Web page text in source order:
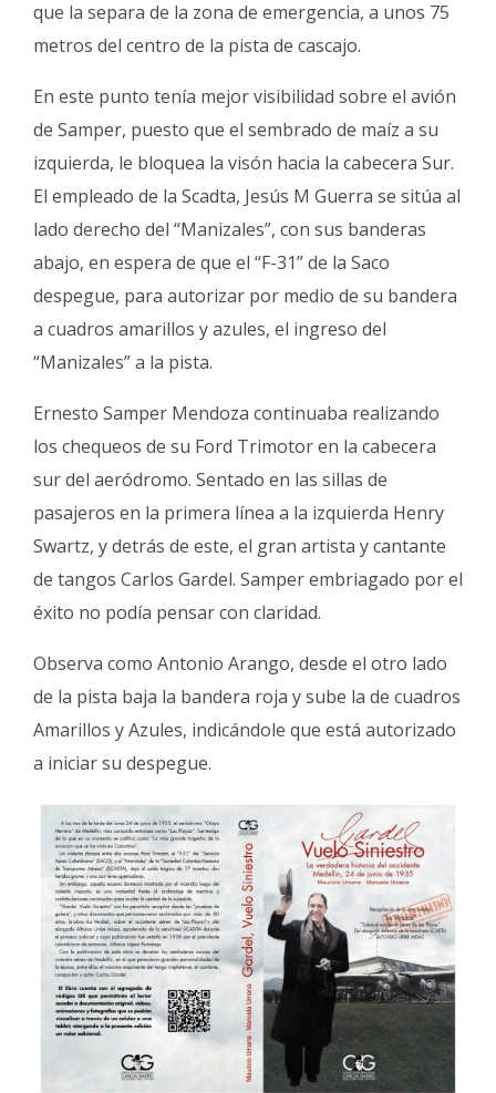
que la separa de la zona de emergencia, a unos 75
metros del centro de la pista de cascajo.
En este punto tenía mejor visibilidad sobre el avión
de Samper, puesto que el sembrado de maíz a su
izquierda, le bloquea la visón hacia la cabecera Sur.
El empleado de la Scadta, Jesús M Guerra se sitúa al
lado derecho del “Manizales”, con sus banderas
abajo, en espera de que el “F-31” de la Saco
despegue, para autorizar por medio de su bandera
a cuadros amarillos y azules, el ingreso del
“Manizales” a la pista.
Ernesto Samper Mendoza continuaba realizando
los chequeos de su Ford Trimotor en la cabecera
sur del aeródromo. Sentado en las sillas de
pasajeros en la primera línea a la izquierda Henry
Swartz, y detrás de este, el gran artista y cantante
de tangos Carlos Gardel. Samper embriagado por el
éxito no podía pensar con claridad.
Observa como Antonio Arango, desde el otro lado
de la pista baja la bandera roja y sube la de cuadros
Amarillos y Azules, indicándole que está autorizado
a iniciar su despegue.